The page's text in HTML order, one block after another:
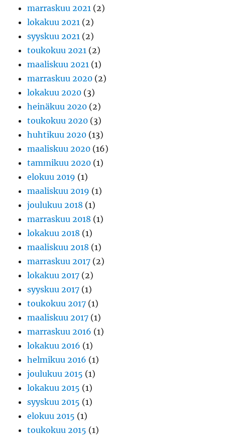
marraskuu 2021 (2)
lokakuu 2021 (2)
syyskuu 2021 (2)
toukokuu 2021 (2)
maaliskuu 2021 (1)
marraskuu 2020 (2)
lokakuu 2020 (3)
heinäkuu 2020 (2)
toukokuu 2020 (3)
huhtikuu 2020 (13)
maaliskuu 2020 (16)
tammikuu 2020 (1)
elokuu 2019 (1)
maaliskuu 2019 (1)
joulukuu 2018 (1)
marraskuu 2018 (1)
lokakuu 2018 (1)
maaliskuu 2018 (1)
marraskuu 2017 (2)
lokakuu 2017 (2)
syyskuu 2017 (1)
toukokuu 2017 (1)
maaliskuu 2017 (1)
marraskuu 2016 (1)
lokakuu 2016 (1)
helmikuu 2016 (1)
joulukuu 2015 (1)
lokakuu 2015 (1)
syyskuu 2015 (1)
elokuu 2015 (1)
toukokuu 2015 (1)